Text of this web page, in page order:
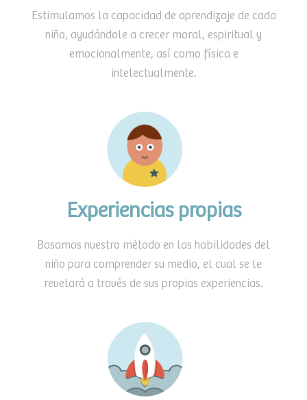
Estimulamos la capacidad de aprendizaje de cada
niño, ayudándole a crecer moral, espiritual y
emocionalmente, así como física e
intelectualmente.
Experiencias propias
Basamos nuestro método en las habilidades del
niño para comprender su medio, el cual se le
revelará a través de sus propias experiencias.